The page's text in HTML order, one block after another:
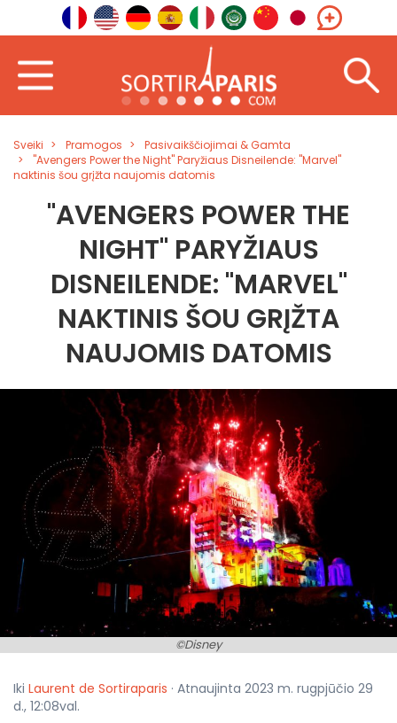
Sveiki Pramogos
Pasivaikščiojimai & Gamta
"Avengers Power the Night" Paryžiaus Disneilende: "Marvel"
naktinis šou grįžta naujomis datomis
"AVENGERS POWER THE
NIGHT" PARYŽIAUS
DISNEILENDE: "MARVEL"
NAKTINIS ŠOU GRĮŽTA
NAUJOMIS DATOMIS
©Disney
Iki Laurent de Sortiraparis · Atnaujinta 2023 m. rugpjūčio 29
d., 12:08val.